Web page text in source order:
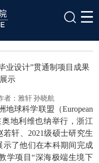
业设计”贯通制项目成果
示
者：雅轩 孙晓航
地球科学联盟（European
奥地利维也纳举行，浙江
轩、2021级硕士研究生
了他们在本科期间完成
学项目“深海极端生境下